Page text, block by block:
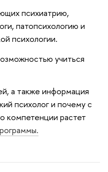
психиатрию,
патопсихологию и
психологии.
учиться
а также информация
психолог и почему с
компетенции растет